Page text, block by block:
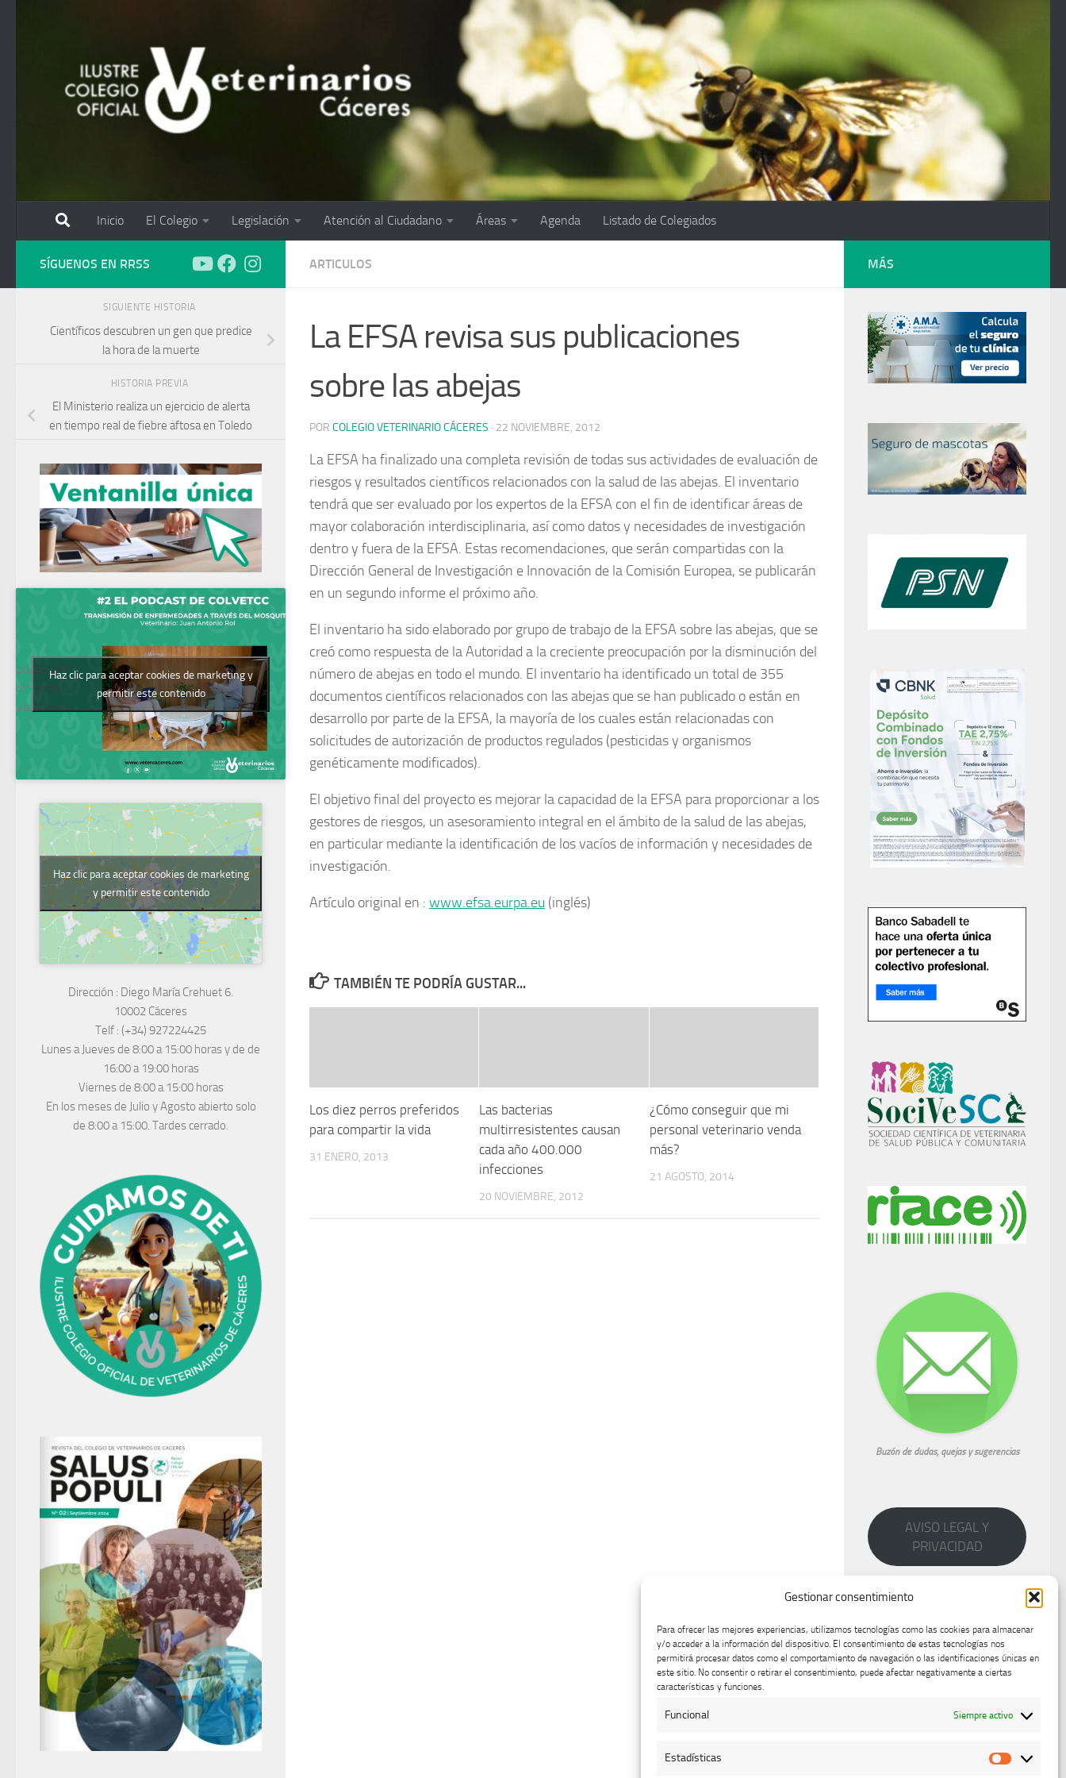
Gestionar consentimiento
Para ofrecer las mejores experiencias, utilizamos tecnologías como las cookies para almacenar
y/o acceder a la información del dispositivo. El consentimiento de estas tecnologías nos
permitirá procesar datos como el comportamiento de navegación o las identificaciones únicas en
este sitio. No consentir o retirar el consentimiento, puede afectar negativamente a ciertas
características y funciones.
Funcional Siempre activo
Estadísticas
Inicio El Colegio Legislación Atención al Ciudadano Áreas Agenda Listado de Colegiados
ARTICULOS
La EFSA revisa sus publicaciones
sobre las abejas
POR COLEGIO VETERINARIO CÁCERES · 22 NOVIEMBRE, 2012
La EFSA ha finalizado una completa revisión de todas sus actividades de evaluación de
riesgos y resultados científicos relacionados con la salud de las abejas. El inventario
tendrá que ser evaluado por los expertos de la EFSA con el fin de identificar áreas de
mayor colaboración interdisciplinaria, así como datos y necesidades de investigación
dentro y fuera de la EFSA. Estas recomendaciones, que serán compartidas con la
Dirección General de Investigación e Innovación de la Comisión Europea, se publicarán
en un segundo informe el próximo año.
El inventario ha sido elaborado por grupo de trabajo de la EFSA sobre las abejas, que se
creó como respuesta de la Autoridad a la creciente preocupación por la disminución del
número de abejas en todo el mundo. El inventario ha identificado un total de 355
documentos científicos relacionados con las abejas que se han publicado o están en
desarrollo por parte de la EFSA, la mayoría de los cuales están relacionadas con
solicitudes de autorización de productos regulados (pesticidas y organismos
genéticamente modificados).
El objetivo final del proyecto es mejorar la capacidad de la EFSA para proporcionar a los
gestores de riesgos, un asesoramiento integral en el ámbito de la salud de las abejas,
en particular mediante la identificación de los vacíos de información y necesidades de
investigación.
Artículo original en : www.efsa.eurpa.eu (inglés)
TAMBIÉN TE PODRÍA GUSTAR...
Los diez perros preferidos
para compartir la vida
31 ENERO, 2013
Las bacterias
multirresistentes causan
cada año 400.000
infecciones
20 NOVIEMBRE, 2012
¿Cómo conseguir que mi
personal veterinario venda
más?
21 AGOSTO, 2014
SÍGUENOS EN RRSS
SIGUIENTE HISTORIA
Científicos descubren un gen que predice
la hora de la muerte
HISTORIA PREVIA
El Ministerio realiza un ejercicio de alerta
en tiempo real de fiebre aftosa en Toledo
Podcast del
Colegio de
Veterinarios
Haz clic para aceptar cookies de marketing y
permitir este contenido
Haz clic para aceptar cookies de marketing
y permitir este contenido
Dirección : Diego María Crehuet 6.
10002 Cáceres
Telf : (+34) 927224425
Lunes a Jueves de 8:00 a 15:00 horas y de de
16:00 a 19:00 horas
Viernes de 8:00 a 15:00 horas
En los meses de Julio y Agosto abierto solo
de 8:00 a 15:00. Tardes cerrado.
MÁS
Buzón de dudas, quejas y sugerencias
AVISO LEGAL Y
PRIVACIDAD